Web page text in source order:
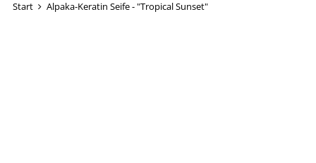
Start Alpaka-Keratin Seife - "Tropical Sunset"